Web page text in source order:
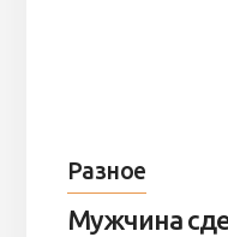
Разное
Мужчина